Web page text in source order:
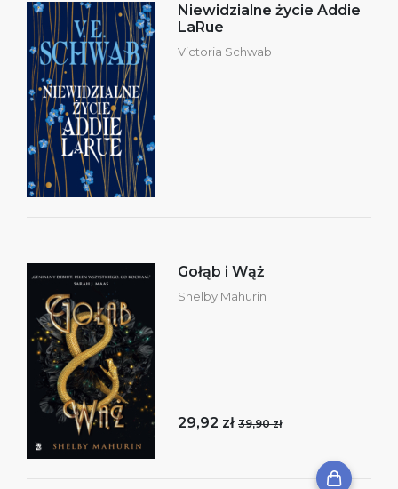
Niewidzialne życie Addie
LaRue
Victoria Schwab
Gołąb i Wąż
Shelby Mahurin
29,92 zł 39,90 zł